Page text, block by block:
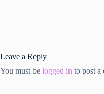
Leave a Reply
You must be logged in to post a